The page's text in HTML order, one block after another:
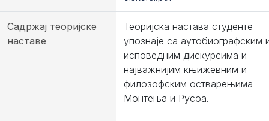
Садржај теоријске
наставе
Теоријска настава студенте
упознаје са аутобиографским
исповедним дискурсима и
најважнијим књижевним и
филозофским остварењима
Монтења и Русоа.